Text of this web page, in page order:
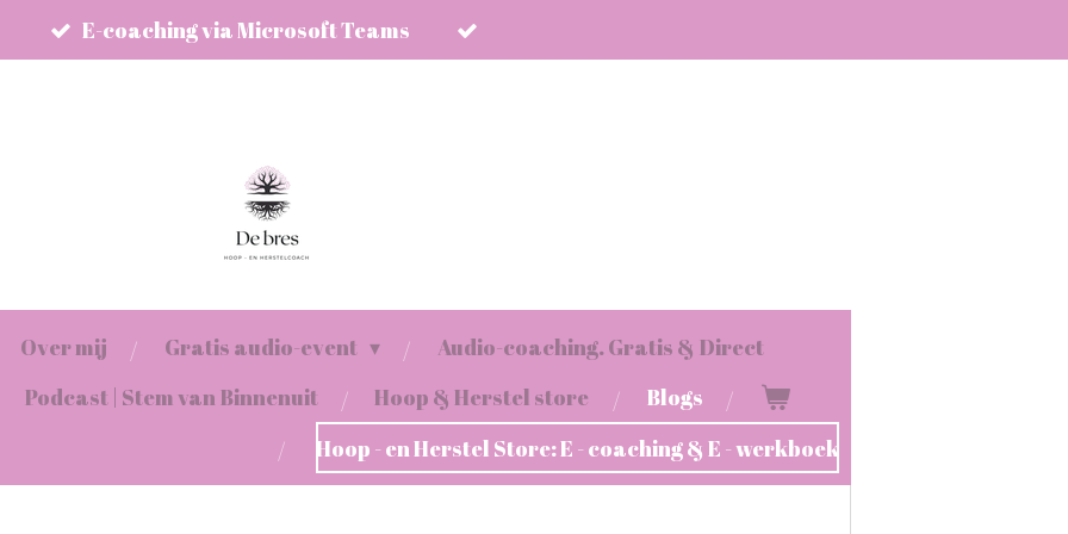
E-coaching via Microsoft Teams
Over mij Gratis audio-event
Audio-coaching. Gratis & Direct
Podcast | Stem van Binnenuit Hoop & Herstel store
Blogs
Hoop - en Herstel Store: E - coaching & E - werkboek